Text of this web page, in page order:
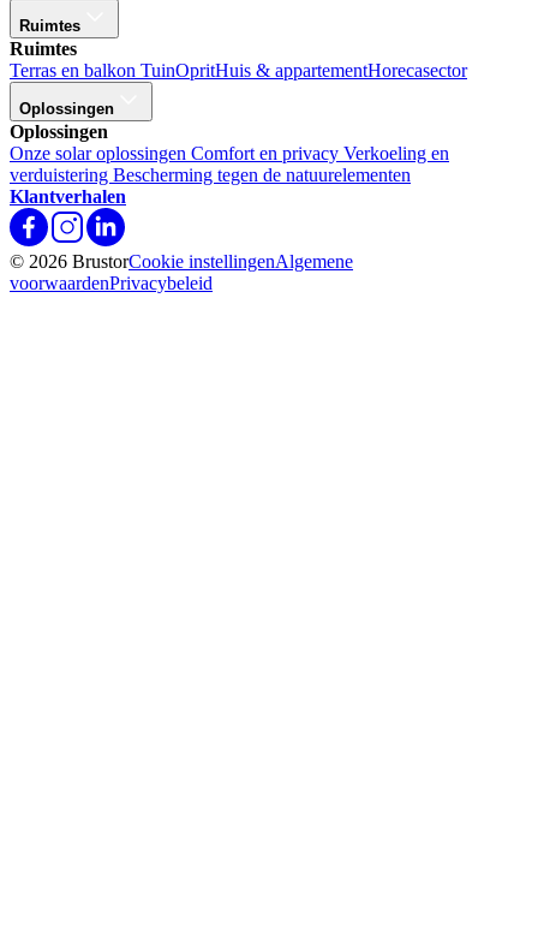
Ruimtes
Ruimtes
Terras en balkon TuinOpritHuis & appartementHorecasector
Oplossingen
Oplossingen
Onze solar oplossingen Comfort en privacy Verkoeling en
verduistering Bescherming tegen de natuurelementen
Klantverhalen
© 2026 BrustorCookie instellingenAlgemene
voorwaardenPrivacybeleid